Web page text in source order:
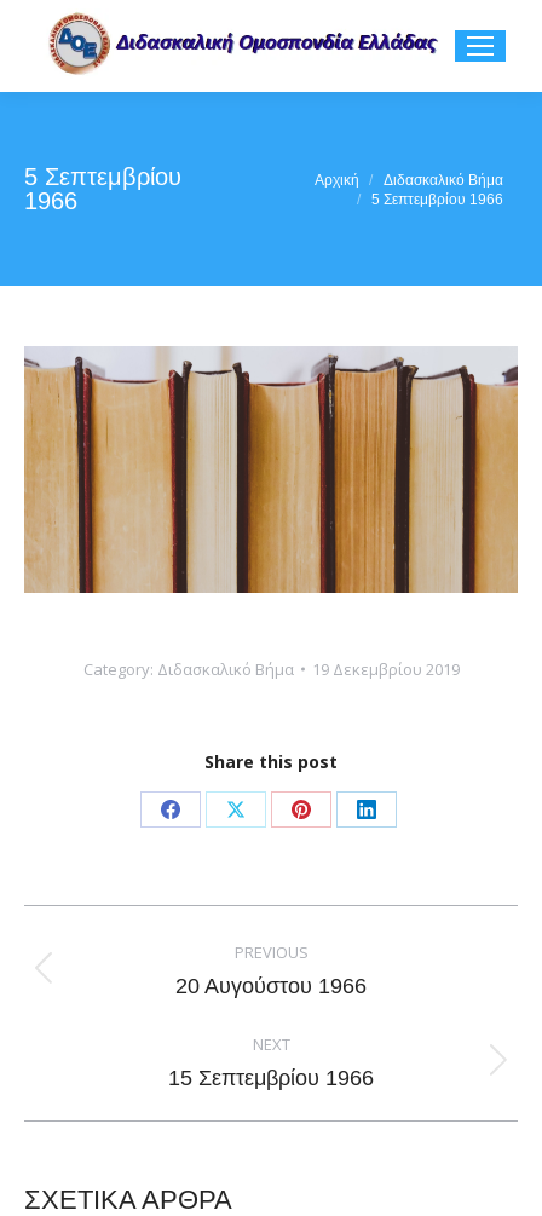
5 Σεπτεμβρίου
1966
Αρχική
Διδασκαλικό Βήμα
5 Σεπτεμβρίου 1966
Category: Διδασκαλικό Βήμα 19 Δεκεμβρίου 2019
Share this post
Share
Facebook
Share
X
Share
Pinterest
Share
LinkedIn
navigation
PREVIOUS
Previous
20 Αυγούστου 1966
NEXT
Next
15 Σεπτεμβρίου 1966
ΣΧΕΤΙΚΑ ΑΡΘΡΑ